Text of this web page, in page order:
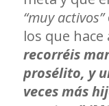
“muy activos”
los que
recorréis
prosélito, y
veces más